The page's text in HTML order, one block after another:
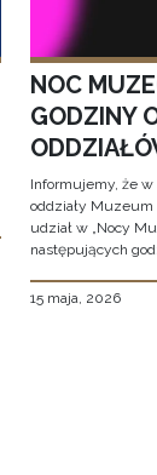
NOC
GODZINY
Informujemy, że w
oddziały
udział w „Nocy
następujących
15 maja, 2026